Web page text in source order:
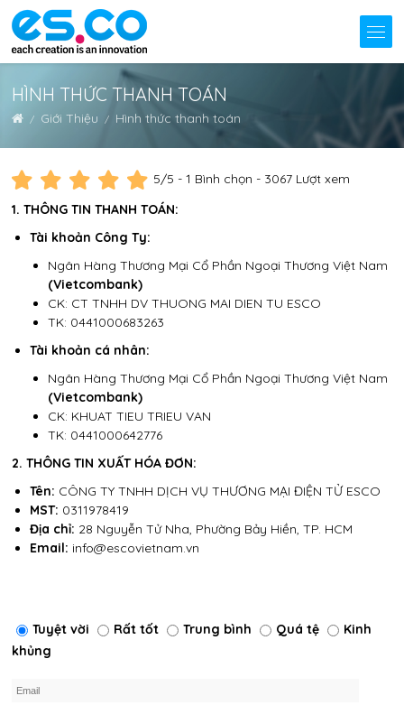
HÌNH THỨC THANH TOÁN
Giới Thiệu Hình thức thanh toán
5/5 -1 Bình chọn - 3067 Lượt xem
1. THÔNG TIN THANH TOÁN:
Tài khoản Công Ty:
Ngân Hàng Thương Mại Cổ Phần Ngoại Thương Việt Nam
(Vietcombank)
CK: CT TNHH DV THUONG MAI DIEN TU ESCO
TK: 0441000683263
Tài khoản cá nhân:
Ngân Hàng Thương Mại Cổ Phần Ngoại Thương Việt Nam
(Vietcombank)
CK: KHUAT TIEU TRIEU VAN
TK: 0441000642776
2. THÔNG TIN XUẤT HÓA ĐƠN:
Tên: CÔNG TY TNHH DỊCH VỤ THƯƠNG MẠI ĐIỆN TỬ ESCO
MST: 0311978419
Địa chỉ: 28 Nguyễn Tử Nha, Phường Bảy Hiền, TP. HCM
Email: info@escovietnam.vn
Tuyệt vời Rất tốt Trung bình Quá tệ
Kinh
khủng